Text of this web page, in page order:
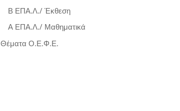
Β ΕΠΑ.Λ./ Έκθεση
Α ΕΠΑ.Λ./ Μαθηματικά
Θέματα Ο.Ε.Φ.Ε.